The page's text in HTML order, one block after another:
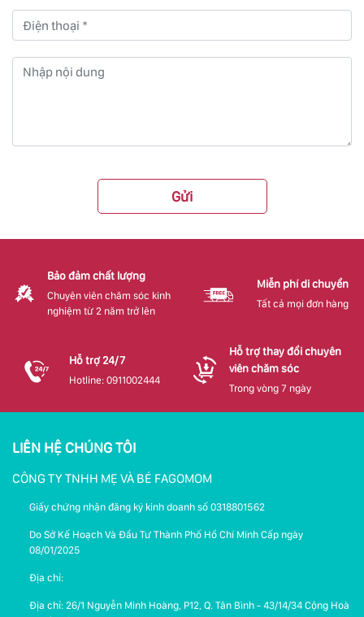
Gửi
Bảo đảm chất lượng
Chuyên viên chăm sóc kinh
nghiệm từ 2 năm trở lên
Miễn phí di chuyển
Tất cả mọi đơn hàng
Hỗ trợ 24/7
Hotline: 0911002444
Hỗ trợ thay đổi chuyên
viên chăm sóc
Trong vòng 7 ngày
LIÊN HỆ CHÚNG TÔI
CÔNG TY TNHH MẸ VÀ BÉ FAGOMOM
Giấy chứng nhận đăng ký kinh doanh số 0318801562
Do Sở Kế Hoạch Và Đầu Tư Thành Phố Hồ Chí Minh Cấp ngày
08/01/2025
Địa chỉ:
Địa chỉ: 26/1 Nguyễn Minh Hoàng, P12, Q. Tân Bình - 43/14/34 Cộng Hoà